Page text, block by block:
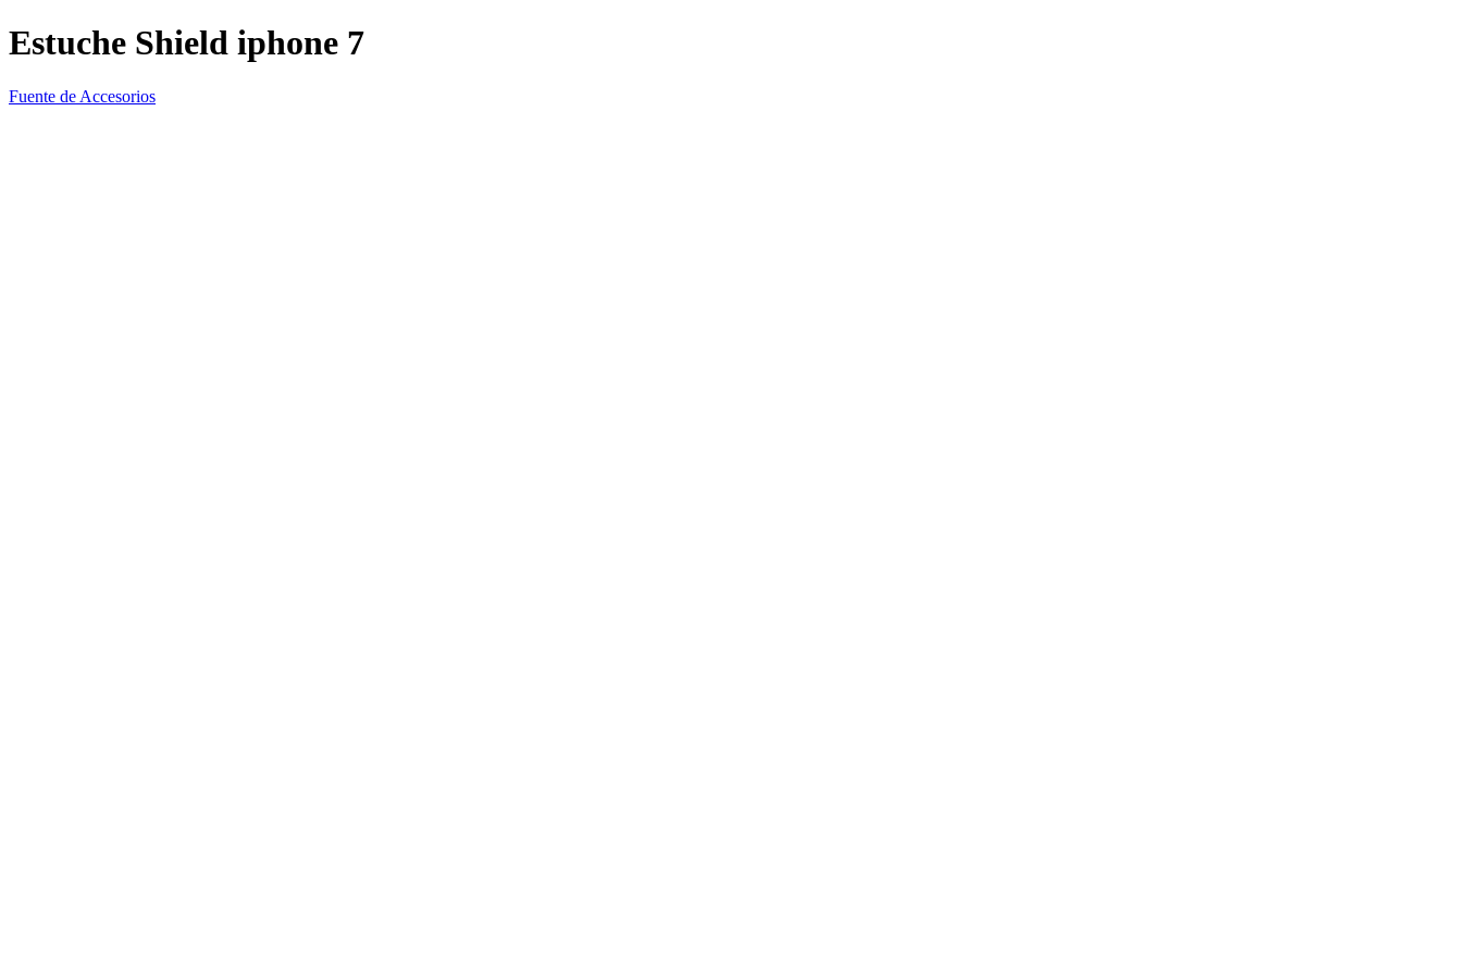
Estuche Shield iphone 7
Fuente de Accesorios